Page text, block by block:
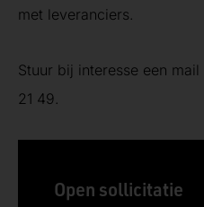
met leveranciers.
Stuur bij interesse een mail
21 49.
Open sollicitatie